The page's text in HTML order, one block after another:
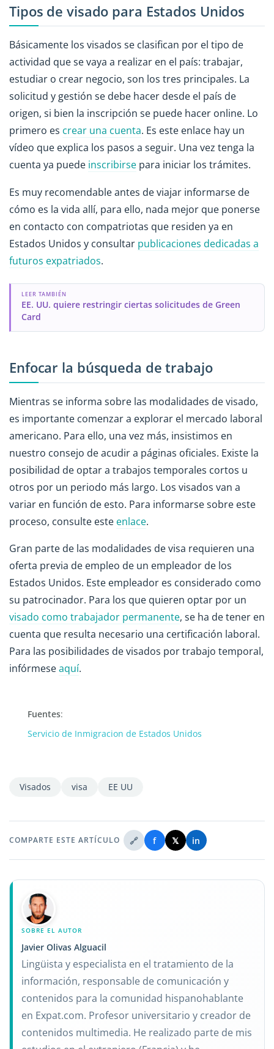
Tipos de visado para Estados Unidos
Básicamente los visados se clasifican por el tipo de
actividad que se vaya a realizar en el país: trabajar,
estudiar o crear negocio, son los tres principales. La
solicitud y gestión se debe hacer desde el país de
origen, si bien la inscripción se puede hacer online. Lo
primero es crear una cuenta. Es este enlace hay un
vídeo que explica los pasos a seguir. Una vez tenga la
cuenta ya puede inscribirse para iniciar los trámites.
Es muy recomendable antes de viajar informarse de
cómo es la vida allí, para ello, nada mejor que ponerse
en contacto con compatriotas que residen ya en
Estados Unidos y consultar publicaciones dedicadas a
futuros expatriados.
LEER TAMBIÉN
EE. UU. quiere restringir ciertas solicitudes de Green
Card
Enfocar la búsqueda de trabajo
Mientras se informa sobre las modalidades de visado,
es importante comenzar a explorar el mercado laboral
americano. Para ello, una vez más, insistimos en
nuestro consejo de acudir a páginas oficiales. Existe la
posibilidad de optar a trabajos temporales cortos u
otros por un periodo más largo. Los visados van a
variar en función de esto. Para informarse sobre este
proceso, consulte este enlace.
Gran parte de las modalidades de visa requieren una
oferta previa de empleo de un empleador de los
Estados Unidos. Este empleador es considerado como
su patrocinador. Para los que quieren optar por un
visado como trabajador permanente, se ha de tener en
cuenta que resulta necesario una certificación laboral.
Para las posibilidades de visados por trabajo temporal,
infórmeseaquí.
Fuentes:
Servicio de Inmigracion de Estados Unidos
Visados visa EE UU
COMPARTE ESTE ARTÍCULO 🔗 f 𝕏 in
SOBRE EL AUTOR
Javier Olivas Alguacil
Lingüista y especialista en el tratamiento de la
información, responsable de comunicación y
contenidos para la comunidad hispanohablante
en Expat.com. Profesor universitario y creador de
contenidos multimedia. He realizado parte de mis